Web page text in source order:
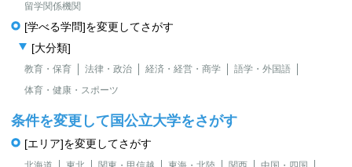
留学関係機関
[学べる学問]を変更してさがす
[大分類]
教育・保育 法律・政治 経済・経営・商学
語学・外国語
体育・健康・スポーツ
条件を変更して国公立大学をさがす
[エリア]を変更してさがす